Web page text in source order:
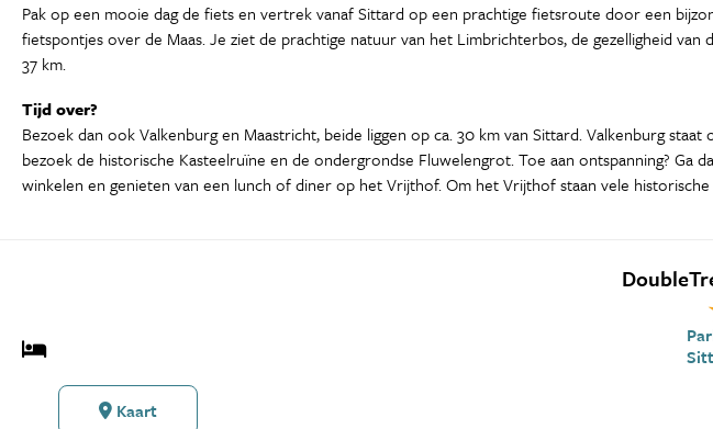
Pak op een mooie dag de fiets en vertrek vanaf Sittard op een prachtige fietsroute door een
fietspontjes over de Maas. Je ziet de prachtige natuur van het Limbrichterbos, de gezelligheid
37 km.
Tijd over?
Bezoek dan ook Valkenburg en Maastricht, beide liggen op ca. 30 km van Sittard. Valkenburg
bezoek de historische Kasteelruïne en de ondergrondse Fluwelengrot. Toe aan ontspanning?
winkelen en genieten van een lunch of diner op het Vrijthof. Om het Vrijthof staan vele
Kaart